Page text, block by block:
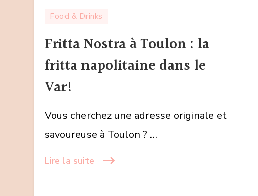
à
Toulon
:
dans
le
Food & Drinks
Fritta Nostra à Toulon : la
fritta napolitaine dans le
Var!
Vous cherchez une adresse originale et
savoureuse à Toulon ? …
Lire la suite